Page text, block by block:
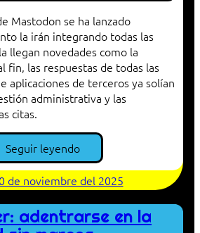
Mastodon se ha lanzado
la irán integrando todas las
llegan novedades como la
fin, las respuestas de todas las
aplicaciones de terceros ya solían
administrativa y las
citas.
Seguir leyendo
de noviembre del 2025
adentrarse en la